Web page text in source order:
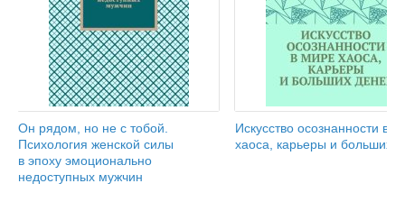
Он рядом, но не с тобой.
Психология женской силы
в эпоху эмоционально
недоступных мужчин
Искусство осознанности в
хаоса, карьеры и больших